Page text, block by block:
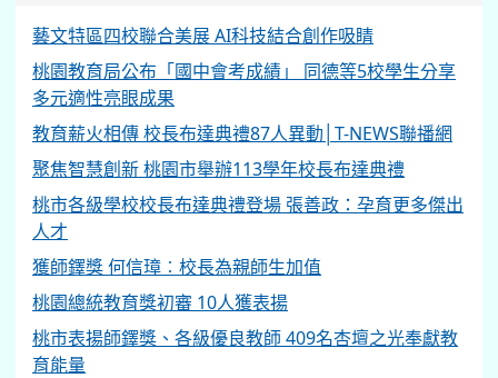
藝文特區四校聯合美展 AI科技結合創作吸睛
桃園教育局公布「國中會考成績」 同德等5校學生分享
多元適性亮眼成果
教育薪火相傳 校長布達典禮87人異動│T-NEWS聯播網
聚焦智慧創新 桃園市舉辦113學年校長布達典禮
桃市各級學校校長布達典禮登場 張善政：孕育更多傑出
人才
獲師鐸獎 何信璋︰校長為親師生加值
桃園總統教育獎初審 10人獲表揚
桃市表揚師鐸獎、各級優良教師 409名杏壇之光奉獻教
育能量